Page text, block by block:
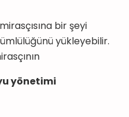
bir şeyi
yükleyebilir.
yönetimi